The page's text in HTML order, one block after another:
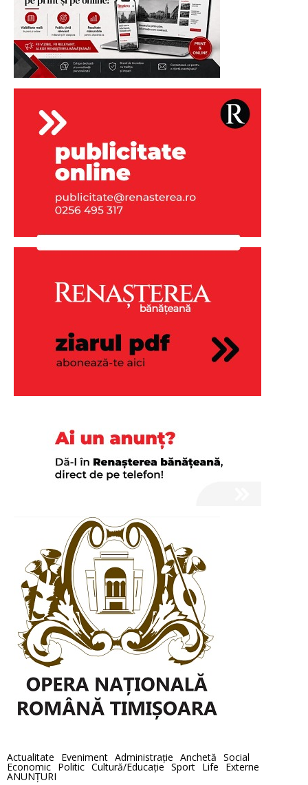
Actualitate Eveniment Administraţie Anchetă Social
Economic Politic Cultură/Educaţie Sport Life Externe
ANUNȚURI